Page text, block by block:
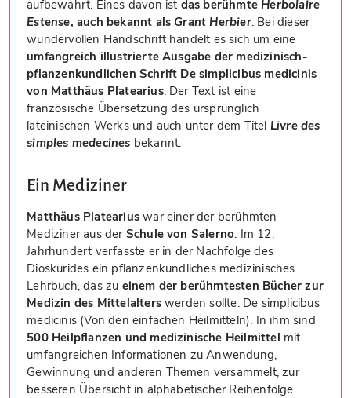
aufbewahrt. Eines davon ist das berühmte Herbolaire
Estense, auch bekannt als Grant Herbier. Bei dieser
wundervollen Handschrift handelt es sich um eine
umfangreich illustrierte Ausgabe der medizinisch-
pflanzenkundlichen Schrift De simplicibus medicinis
von Matthäus Platearius. Der Text ist eine
französische Übersetzung des ursprünglich
lateinischen Werks und auch unter dem Titel Livre des
simples medecines bekannt.
Ein Mediziner
Matthäus Plateariuswar einer der berühmten
Mediziner aus der Schule von Salerno. Im 12.
Jahrhundert verfasste er in der Nachfolge des
Dioskurides ein pflanzenkundliches medizinisches
Lehrbuch, das zu einem der berühmtesten Bücher zur
Medizin des Mittelalterswerden sollte: De simplicibus
medicinis (Von den einfachen Heilmitteln). In ihm sind
500 Heilpflanzen und medizinische Heilmittel mit
umfangreichen Informationen zu Anwendung,
Gewinnung und anderen Themen versammelt, zur
besseren Übersicht in alphabetischer Reihenfolge.